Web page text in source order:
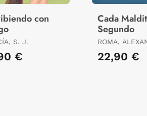
con
S. J.
€
Cada
Segundo
ROMA,
22,90 €